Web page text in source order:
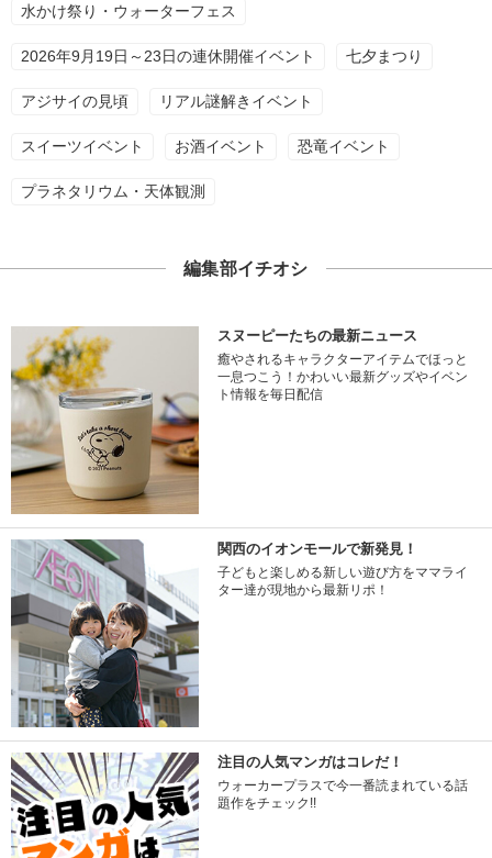
水かけ祭り・ウォーターフェス
2026年9月19日～23日の連休開催イベント 七夕まつり
アジサイの見頃 リアル謎解きイベント
スイーツイベント お酒イベント 恐竜イベント
プラネタリウム・天体観測
編集部イチオシ
スヌーピーたちの最新ニュース
癒やされるキャラクターアイテムでほっと
一息つこう！かわいい最新グッズやイベン
ト情報を毎日配信
関西のイオンモールで新発見！
子どもと楽しめる新しい遊び方をママライ
ター達が現地から最新リポ！
注目の人気マンガはコレだ！
ウォーカープラスで今一番読まれている話
題作をチェック!!